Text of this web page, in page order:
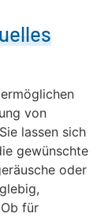
von
lassen sich
gewünschte
oder
für